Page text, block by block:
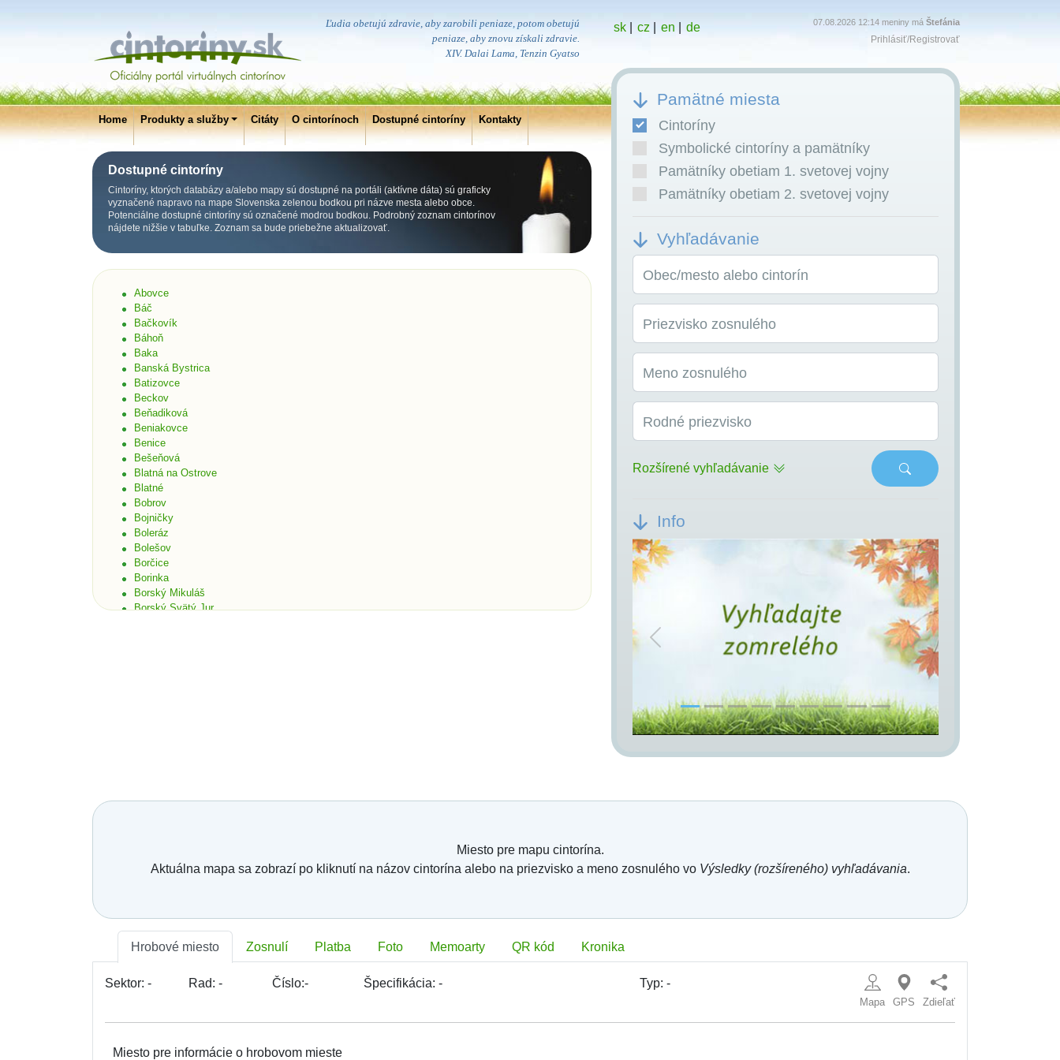
Ľudia obetujú zdravie, aby zarobili peniaze, potom obetujú
peniaze, aby znovu získali zdravie.
XIV. Dalai Lama, Tenzin Gyatso
Home Produkty a služby Citáty O cintorínoch Dostupné cintoríny Kontakty
Dostupné cintoríny
Cintoríny, ktorých databázy a/alebo mapy sú dostupné na portáli (aktívne dáta) sú graficky
vyznačené napravo na mape Slovenska zelenou bodkou pri názve mesta alebo obce.
Potenciálne dostupné cintoríny sú označené modrou bodkou. Podrobný zoznam cintorínov
nájdete nižšie v tabuľke. Zoznam sa bude priebežne aktualizovať.
sk| cz en de 07.08.2026 12:14 meniny má Štefánia
Prihlásiť/Registrovať
Pamätné miesta
Cintoríny
Symbolické cintoríny a pamätníky
Pamätníky obetiam 1. svetovej vojny
Pamätníky obetiam 2. svetovej vojny
Vyhľadávanie
Obec/mesto alebo cintorín
Priezvisko zosnulého
Meno zosnulého
Rodné priezvisko
Rozšírené vyhľadávanie
Info
Previous Next
Abovce
Báč
Bačkovík
Báhoň
Baka
Banská Bystrica
Batizovce
Beckov
Beňadiková
Beniakovce
Benice
Bešeňová
Blatná na Ostrove
Blatné
Bobrov
Bojničky
Boleráz
Bolešov
Borčice
Borinka
Borský Mikuláš
Borský Svätý Jur
Bratislava - Staré Mesto
Brekov
Budmerice
Bukovec okr. Košice
Buzica
Čachtice
Miesto pre mapu cintorína.
Aktuálna mapa sa zobrazí po kliknutí na názov cintorína alebo na priezvisko a meno zosnulého vo Výsledky (rozšíreného) vyhľadávania.
Hrobové miesto Zosnulí Platba Foto Memoarty QR kód Kronika
Sektor: - Rad:- Číslo:- Špecifikácia:- Typ: -
Mapa GPS Zdieľať
Miesto pre informácie o hrobovom mieste